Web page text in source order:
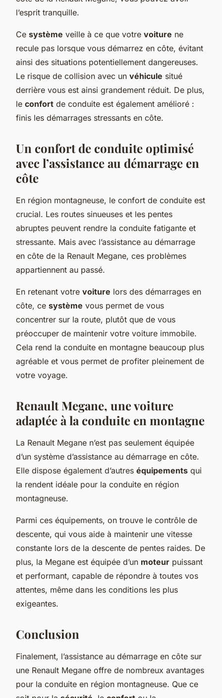
l’esprit tranquille.
Ce système veille à ce que votre voiture ne
recule pas lorsque vous démarrez en côte, évitant
ainsi des situations potentiellement dangereuses.
Le risque de collision avec un véhicule situé
derrière vous est ainsi grandement réduit. De plus,
le confort de conduite est également amélioré :
finis les démarrages stressants en côte.
Un confort de conduite optimisé
avec l’assistance au démarrage en
côte
En région montagneuse, le confort de conduite est
crucial. Les routes sinueuses et les pentes
abruptes peuvent rendre la conduite fatigante et
stressante. Mais avec l’assistance au démarrage
en côte de la Renault Megane, ces problèmes
appartiennent au passé.
En retenant votre voiture lors des démarrages en
côte, ce système vous permet de vous
concentrer sur la route, plutôt que de vous
préoccuper de maintenir votre voiture immobile.
Cela rend la conduite en montagne beaucoup plus
agréable et vous permet de profiter pleinement de
votre voyage.
Renault Megane, une voiture
adaptée à la conduite en montagne
La Renault Megane n’est pas seulement équipée
d’un système d’assistance au démarrage en côte.
Elle dispose également d’autres équipements qui
la rendent idéale pour la conduite en région
montagneuse.
Parmi ces équipements, on trouve le contrôle de
descente, qui vous aide à maintenir une vitesse
constante lors de la descente de pentes raides. De
plus, la Megane est équipée d’un moteur puissant
et performant, capable de répondre à toutes vos
attentes, même dans les conditions les plus
exigeantes.
Conclusion
Finalement, l’assistance au démarrage en côte sur
une Renault Megane offre de nombreux avantages
pour la conduite en région montagneuse. Que ce